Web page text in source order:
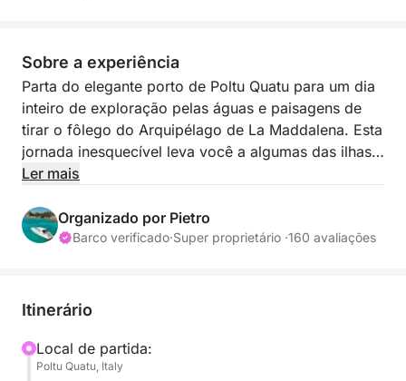
Sobre a experiência
Parta do elegante porto de Poltu Quatu para um dia
inteiro de exploração pelas águas e paisagens de
tirar o fôlego do Arquipélago de La Maddalena. Esta
jornada inesquecível leva você a algumas das ilhas
mais deslumbrantes e tranquilas da região, cada
mediterrâneo.
isoladas e águas cristalinas e azul-turquesa —
simplesmente relaxar nas praias intocadas. Em
seguida, passaremos por Budelli, lar da icônica
Ler mais
Organizado por Pietro
Barco verificado·Super proprietário ·160 avaliações
Itinerário
Local de partida:
Poltu Quatu, Italy